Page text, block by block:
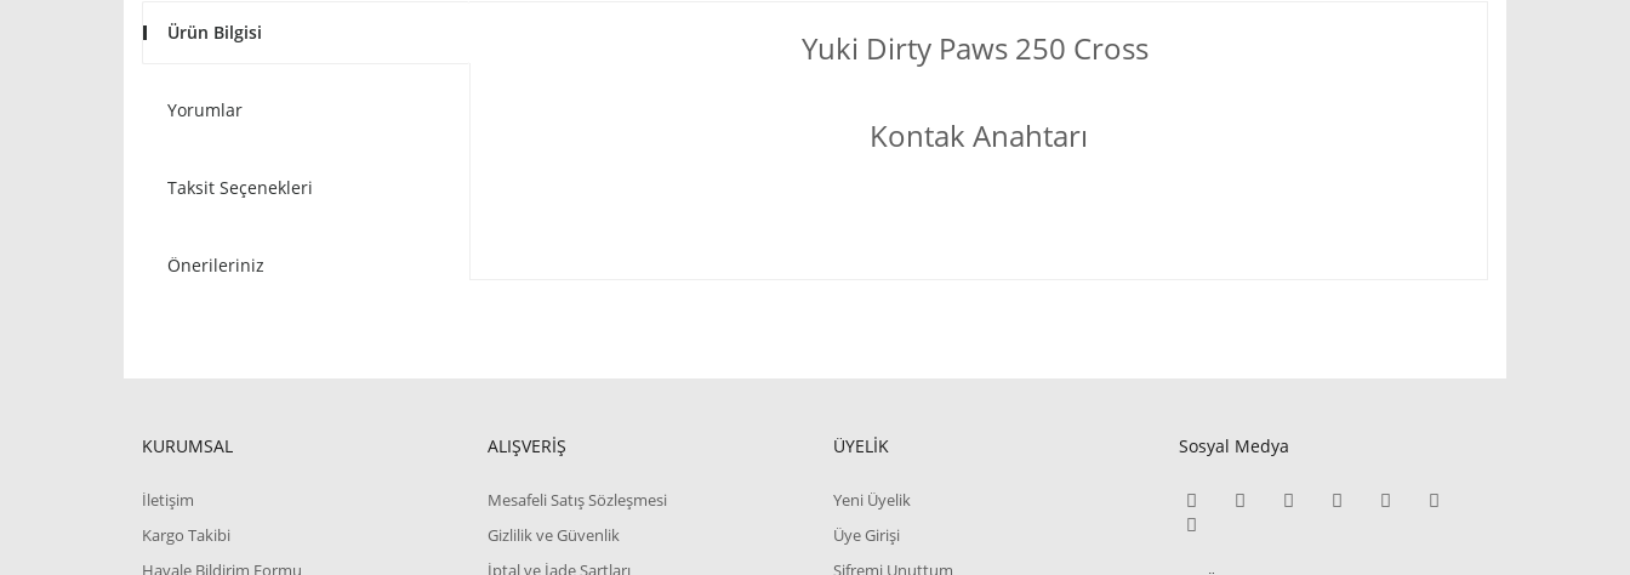
Ürün Bilgisi
Yorumlar
Taksit Seçenekleri
Önerileriniz
Yuki Dirty Paws 250 Cross
Kontak Anahtarı
KURUMSAL
İletişim
Kargo Takibi
Havale Bildirim Formu
ALIŞVERİŞ
Mesafeli Satış Sözleşmesi
Gizlilik ve Güvenlik
İptal ve İade Şartları
ÜYELİK
Yeni Üyelik
Üye Girişi
Şifremi Unuttum
Sosyal Medya